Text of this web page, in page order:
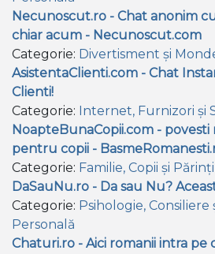
Necunoscut.ro - Chat anonim
chiar acum - Necunoscut.com
Categorie: Divertisment și
AsistentaClienti.com - Chat
Clienti!
Categorie: Internet, Furnizori și
NoapteBunaCopii.com -
pentru copii -
Categorie: Familie, Copii și Părinți
DaSauNu.ro - Da sau Nu?
Categorie: Psihologie,
Personală
Chaturi.ro - Aici romanii intra